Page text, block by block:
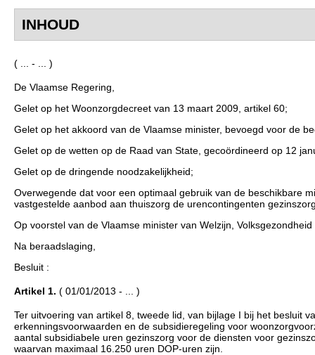
INHOUD
( ... - ... )
De Vlaamse Regering,
Gelet op het Woonzorgdecreet van 13 maart 2009, artikel 60;
Gelet op het akkoord van de Vlaamse minister, bevoegd voor de
Gelet op de wetten op de Raad van State, gecoördineerd op 12
Gelet op de dringende noodzakelijkheid;
Overwegende dat voor een optimaal gebruik van de beschikbare
vastgestelde aanbod aan thuiszorg de urencontingenten
Op voorstel van de Vlaamse minister van Welzijn,
Na beraadslaging,
Besluit :
Artikel 1. ( 01/01/2013 - ... )
Ter uitvoering van artikel 8, tweede lid, van bijlage I bij het besluit
erkenningsvoorwaarden en de subsidieregeling voor
aantal subsidiabele uren gezinszorg voor de diensten voor
waarvan maximaal 16.250 uren DOP-uren zijn.